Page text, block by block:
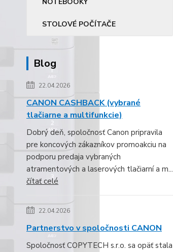
STOLOVÉ POČÍTAČE
Blog
22.04.2026
CANON CASHBACK (vybrané
tlačiarne a multifunkcie)
Dobrý deň, spoločnosť Canon pripravila
pre koncových zákazníkov promoakciu na
podporu predaja vybraných
atramentových a laserových tlačiarní a m...
čítať celé
22.04.2026
Partnerstvo v spoločnosti CANON
Spoločnosť COPYTECH s.r.o. sa opäť stala